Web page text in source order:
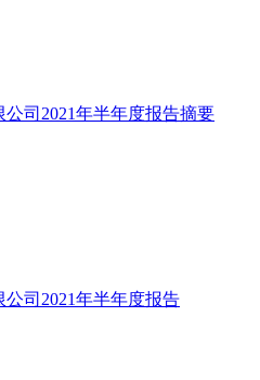
司2021年半年度报告摘要
司2021年半年度报告